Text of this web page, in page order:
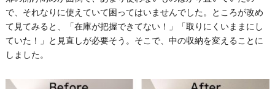
で、それなりに使えていて困ってはいませんでした。ところが改め
て見てみると、「在庫が把握できてない！」「取りにくいままにし
ていた！」と見直しが必要そう。そこで、中の収納を変えることに
しました。